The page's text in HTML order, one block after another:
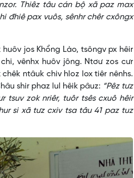
Thiêz tâu cán bộ xã paz max
đhiê pax vuôs, sênhr chêr cxôngx
jos Khổng Lào, tsôngv px hêir
vênhx huôv jông. Ntơư zos cưr
ntâuk chiv hloz lox tiêr nênhs.
shir phaz lul hêik pâuz: “Pêz tưz
tsuv zok nriêr, tuôr tsês cxuô hêir
si xã tưz cxiv tsa tâu 41 paz tuz